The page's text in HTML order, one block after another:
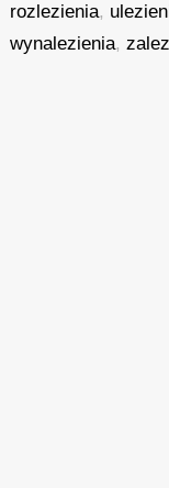
rozlezienia,
wynalezienia,